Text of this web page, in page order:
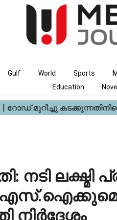
Gulf World Sports
Education
Novel
ലക്ഷ്മി
നിർദേശം